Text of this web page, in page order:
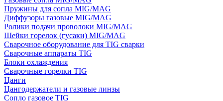
Пружины для сопла MIG/MAG
Диффузоры газовые MIG/MAG
Ролики подачи проволоки MIG/MAG
Шейки горелок (гусаки) MIG/MAG
Сварочное оборудование для TIG сварки
Сварочные аппараты TIG
Блоки охлаждения
Сварочные горелки TIG
Цанги
Цангодержатели и газовые линзы
Сопло газовое TIG